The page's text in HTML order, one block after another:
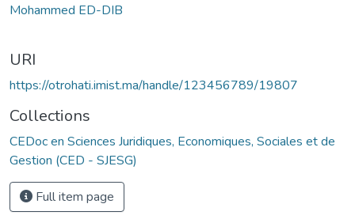
Mohammed ED-DIB
URI
https://otrohati.imist.ma/handle/123456789/19807
Collections
CEDoc en Sciences Juridiques, Economiques, Sociales et de
Gestion (CED - SJESG)
Full item page